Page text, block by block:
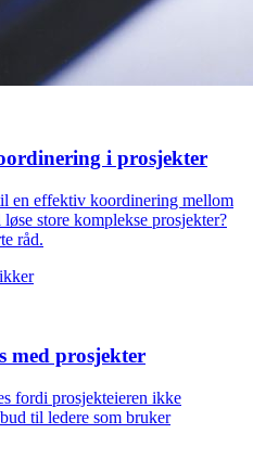
i prosjekter
en effektiv koordinering mellom
store komplekse prosjekter?
råd.
med prosjekter
fordi prosjekteieren ikke
til ledere som bruker